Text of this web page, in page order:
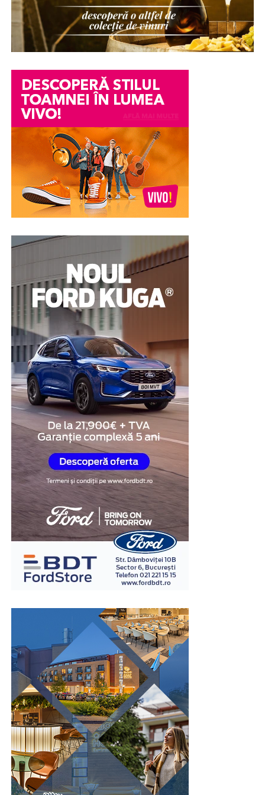
Există numeroase situații în care o persoană ajunge să
fie suspectată fără să existe dovezi clare împotriva sa. O
dispariție de bunuri într-o companie, o acuzație lansată
într-un conflict personal, o neînțelegere între colegi
serioase asupra imaginii și credibilității unei persoane.
Din păcate, chiar și atunci când acuzațiile se dovedesc
ulterior nefondate, efectele asupra reputației pot
persista. Încrederea colegilor, a angajatorului sau chiar a
membrilor familiei poate fi afectată, iar procesul de
recâștigare a acesteia poate fi dificil.
În astfel de împrejurări, unele persoane aleg în mod
voluntar să efectueze un test poligraf pentru a susține
veridicitatea declarațiilor lor. Examinarea nu stabilește
însă poate constitui un element suplimentar de
evaluare și poate contribui la clarificarea
circumstanțelor în care au apărut suspiciunile.
Pentru multe persoane, această abordare reprezintă o
modalitate de a demonstra disponibilitatea de a coopera
și de a răspunde transparent întrebărilor legate de
situația investigată.
Obiectivitatea reacțiilor
fiziologice
Unul dintre cele mai importante avantaje ale testului
poligraf este faptul că evaluarea se bazează pe
monitorizarea unor reacții fiziologice involuntare,
precum ritmul cardiac, respirația, tensiunea arterială și
modificările conductanței electrice a pielii.
În cadrul examinării, specialistul formulează întrebări
relevante pentru situația investigată și analizează
răspunsurile împreună cu reacțiile fiziologice
înregistrate. Interpretarea rezultatelor este realizată în
baza unor metode și protocoale specifice, de către
examinatori instruiți în acest domeniu.
subiective, examinarea poligraf urmărește indicatori
fiziologici măsurabili, ceea ce oferă un grad suplimentar
de obiectivitate în procesul de evaluare. Din acest motiv,
testul este utilizat în numeroase contexte, inclusiv în
investigații interne, procese de selecție pentru anumite
funcții sensibile sau verificarea unor declarații în cadrul
unor anchete.
Este important de înțeles că rezultatul unui test
poligraf trebuie interpretat în contextul întregii situații
și al celorlalte informații disponibile. Tocmai această
abordare echilibrată îi conferă valoare ca instrument
complementar de verificare.